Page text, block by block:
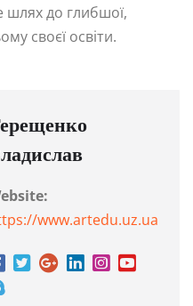
шлях до глибшої,
своєї освіти.
www.artedu.uz.ua